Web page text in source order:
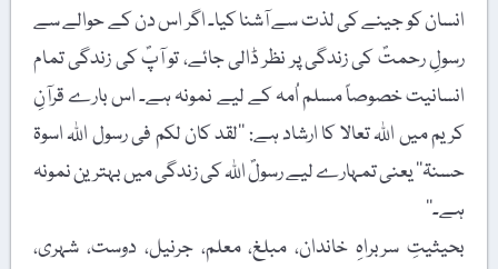
انسان کو جینے کی لذت سے آشنا کیا۔ اگر اس دن کے حوالے سے
رسولِ رحمتؐ کی زندگی پر نظر ڈالی جائے، تو آپؐ کی زندگی تمام
انسانیت خصوصاً مسلم اُمہ کے لیے نمونہ ہے۔ اس بارے قرآنِ
کریم میں اللہ تعالا کا ارشاد ہے: ’’لقد کان لکم فی رسول اللہ اسوۃ
حسنۃ‘‘ یعنی تمہارے لیے رسولؐ اللہ کی زندگی میں بہترین نمونہ
ہے۔‘‘
بحیثیتِ سربراہِ خاندان، مبلغ، معلم، جرنیل، دوست، شہری،